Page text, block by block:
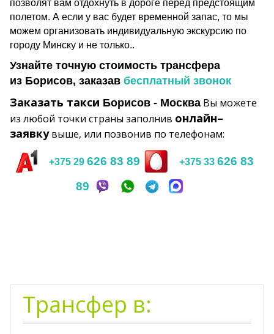
позволят вам отдохнуть в дороге перед предстоящим
полетом. А если у вас будет временной запас, то мы
можем организовать индивидуальную экскурсию по
городу Минску и не только..
Узнайте точную стоимость трансфера
из Борисов, заказав бесплатный звонок
Заказать такси Борисов - Москва Вы можете
из любой точки страны заполнив онлайн–
заявкувыше, или позвонив по телефонам:
+375 29 626 83 89 +375 33 626 83
89
Трансфер в: